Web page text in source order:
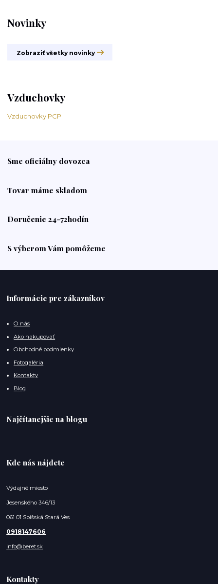
Novinky
Zobraziť všetky novinky
Vzduchovky
Vzduchovky PCP
Sme oficiálny dovozca
Tovar máme skladom
Doručenie 24-72hodín
S výberom Vám pomôžeme
Informácie pre zákazníkov
O nás
Ako nakupovať
Obchodné podmienky
Fotogaléria
Kontakty
Blog
Najčítanejšie na blogu
Kde nás nájdete
Výdajné miesto
Jesenského 346/13
061 01 Spišská Stará Ves
0918147606
info@beret.sk
Kontakty